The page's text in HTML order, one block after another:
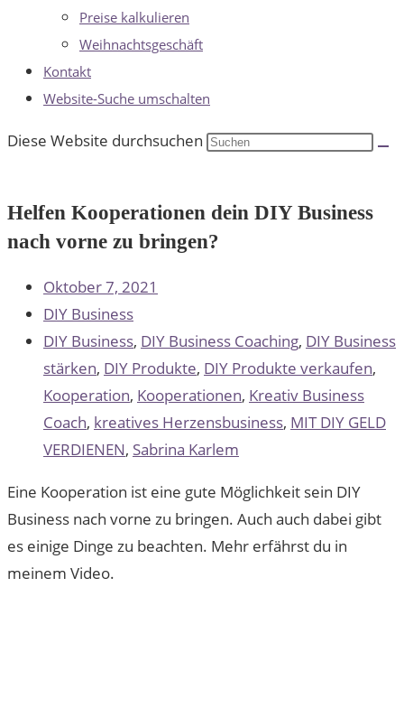
Preise kalkulieren
Weihnachtsgeschäft
Kontakt
Website-Suche umschalten
Diese Website durchsuchen
Helfen Kooperationen dein DIY Business
nach vorne zu bringen?
Oktober 7, 2021
DIY Business
DIY Business, DIY Business Coaching, DIY Business
stärken, DIY Produkte, DIY Produkte verkaufen,
Kooperation, Kooperationen, Kreativ Business
Coach, kreatives Herzensbusiness, MIT DIY GELD
VERDIENEN, Sabrina Karlem
Eine Kooperation ist eine gute Möglichkeit sein DIY
Business nach vorne zu bringen. Auch auch dabei gibt
es einige Dinge zu beachten. Mehr erfährst du in
meinem Video.